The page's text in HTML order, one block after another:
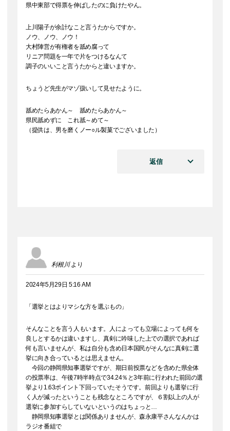
県中東部で得票を伸ばしたのに負けたやん。
上川陽子が余計なこと言うたからですか。
ノウ、ノウ、ノウ！
大村陣営が有権者を舐め腐って
リニア問題を一年で片をつけるなんて
調子のいいこと言うたからと違いますか。
ちょうど先生がマゾ扱いして見せたように。
舐めたらあかん～ 舐めたらあかん～
県民舐めずに これ舐～めて～
（提供は、男を磨くノー○ル製菓でございました）
返信
利根川 より
2024年5月29日 5:16 AM
「選挙とはよりマシな方を選ぶもの」
そんなことを言う人もいます。人によっても立場によっても何を
良しとするかは違いますし、真剣に吟味した上での選択であれば
何も言いませんが、私は自分も含め日本国民がそんなに真剣に選
挙に向き合っているとは思えません。
今回の静岡県知事選挙ですが、期日前投票などを含めた県全体
の投票率は、午後7時半時点で34.24％と3年前に行われた前回の選
挙より1.63ポイント下回っていたそうです。前回よりも選挙に行
く人が減ったということも残念なところですが、６割以上の人が
選挙に参加すらしていないというのはちょっと…
静岡県知事選挙とは関係ありませんが、森永康平さんなんかは
ラジオ番組で